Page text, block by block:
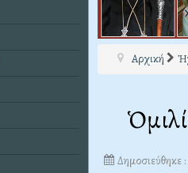
Αρχική
Δημοσιεύθηκε